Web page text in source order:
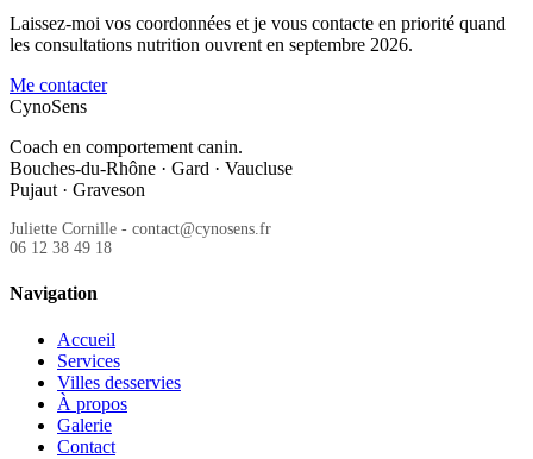
Laissez-moi vos coordonnées et je vous contacte en priorité quand
les consultations nutrition ouvrent en septembre 2026.
Me contacter
CynoSens
Coach en comportement canin.
Bouches-du-Rhône · Gard · Vaucluse
Pujaut · Graveson
Juliette Cornille - contact@cynosens.fr
06 12 38 49 18
Navigation
Accueil
Services
Villes desservies
À propos
Galerie
Contact